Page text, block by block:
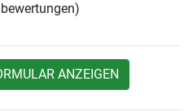
ANZEIGEN